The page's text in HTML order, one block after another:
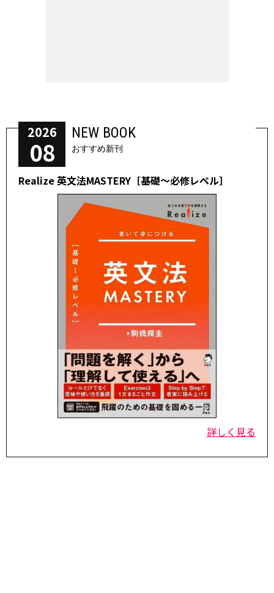
2026
08
NEW BOOK
おすすめ新刊
Realize 英文法MASTERY［基礎～必修レベル］
詳しく見る